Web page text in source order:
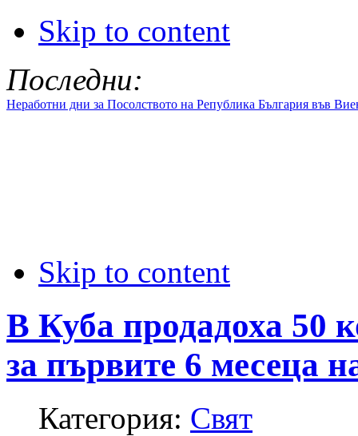
Skip to content
Последни:
Неработни дни за Посолството на Република България във
Skip to content
В Куба продадоха 50
за първите 6 месеца
Категория: Свят